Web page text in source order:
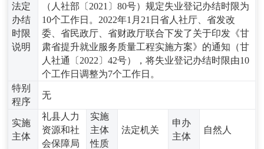
法定
办结
时限
说明
（人社部〔2021〕80号）规定失业登记办结时限为
10个工作日。2022年1月21日省人社厅、省发改
委、省民政厅、省财政厅联合下发了关于印发《甘
肃省提升就业服务质量工程实施方案》的通知（甘
人社通〔2022〕42号），将失业登记办结时限由10
个工作日调整为7个工作日。
特别
程序
无
实施
主体
礼县人力
资源和社
会保障局
实施
主体
性质
法定机关
申办
主体
自然人